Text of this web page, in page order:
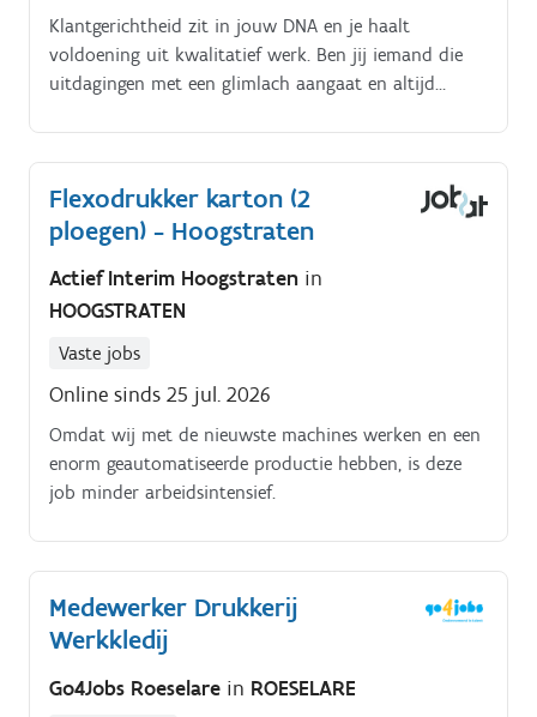
Klantgerichtheid zit in jouw DNA en je haalt
voldoening uit kwalitatief werk. Ben jij iemand die
uitdagingen met een glimlach aangaat en altijd
Flexodrukker karton (2
ploegen) - Hoogstraten
Actief Interim Hoogstraten in
HOOGSTRATEN
Vaste jobs
Online sinds 25 jul. 2026
Omdat wij met de nieuwste machines werken en een
enorm geautomatiseerde productie hebben, is deze
job minder arbeidsintensief.
Medewerker Drukkerij
Werkkledij
Go4Jobs Roeselare in ROESELARE